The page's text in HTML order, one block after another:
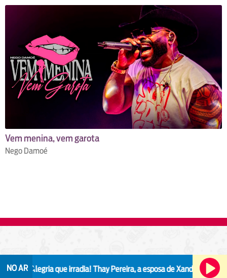
Vem menina, vem garota
Nego Damoé
NO AR
Alegria que irradia!Thay Pereira, a esposa de Xande de Pilares, faz